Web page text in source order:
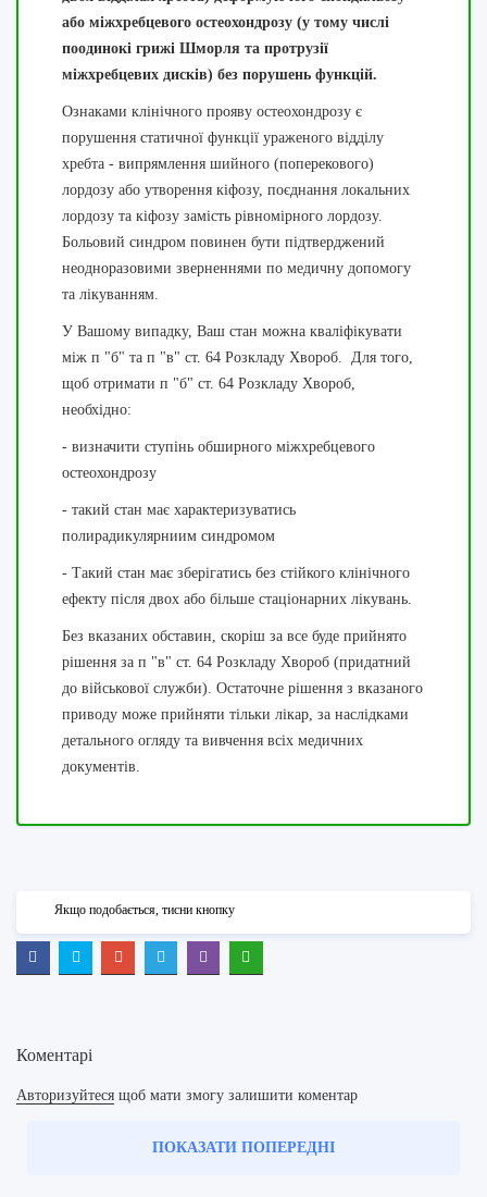
або міжхребцевого остеохондрозу (у тому числі
поодинокі грижі Шморля та протрузії
міжхребцевих дисків) без порушень функцій.
Ознаками клінічного прояву остеохондрозу є
порушення статичної функції ураженого відділу
хребта - випрямлення шийного (поперекового)
лордозу або утворення кіфозу, поєднання локальних
лордозу та кіфозу замість рівномірного лордозу.
Больовий синдром повинен бути підтверджений
неодноразовими зверненнями по медичну допомогу
та лікуванням.
У Вашому випадку, Ваш стан можна кваліфікувати
між п "б" та п "в" ст. 64 Розкладу Хвороб. Для того,
щоб отримати п "б" ст. 64 Розкладу Хвороб,
необхідно:
- визначити ступінь обширного міжхребцевого
остеохондрозу
- такий стан має характеризуватись
полирадикулярниим синдромом
- Такий стан має зберігатись без стійкого клінічного
ефекту після двох або більше стаціонарних лікувань.
Без вказаних обставин, скоріш за все буде прийнято
рішення за п "в" ст. 64 Розкладу Хвороб (придатний
до військової служби). Остаточне рішення з вказаного
приводу може прийняти тільки лікар, за наслідками
детального огляду та вивчення всіх медичних
документів.
Якщо подобається, тисни кнопку
Коментарі
Авторизуйтеся щоб мати змогу залишити коментар
ПОКАЗАТИ ПОПЕРЕДНІ